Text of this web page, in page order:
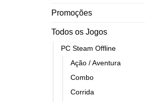
Promoções
Todos os Jogos
PC Steam Offline
Ação / Aventura
Combo
Corrida